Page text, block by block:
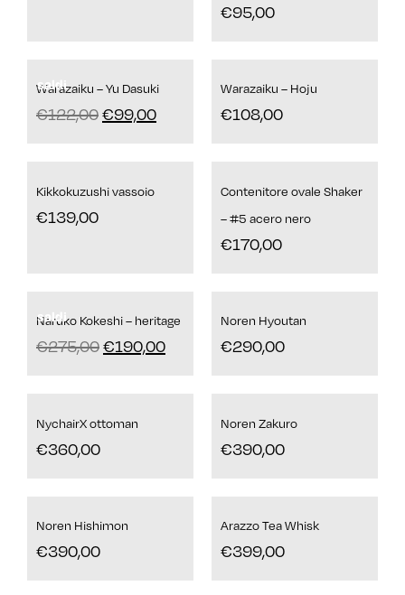
€95,00
saldi
Warazaiku – Yu Dasuki
€122,00€99,00
Warazaiku – Hoju
€108,00
Kikkokuzushi vassoio
€139,00
Contenitore ovale Shaker
– #5 acero nero
€170,00
saldi
Naruko Kokeshi – heritage
€275,00€190,00
Noren Hyoutan
€290,00
NychairX ottoman
€360,00
Noren Zakuro
€390,00
Noren Hishimon
€390,00
Arazzo Tea Whisk
€399,00